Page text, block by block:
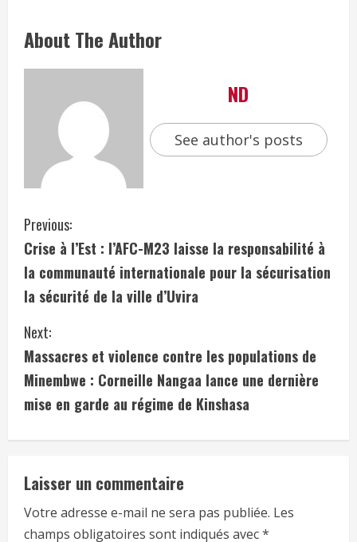
About The Author
ND
See author's posts
Previous:
Crise à l’Est : l’AFC-M23 laisse la responsabilité à
la communauté internationale pour la sécurisation
la sécurité de la ville d’Uvira
Next:
Massacres et violence contre les populations de
Minembwe : Corneille Nangaa lance une dernière
mise en garde au régime de Kinshasa
Laisser un commentaire
Votre adresse e-mail ne sera pas publiée. Les
champs obligatoires sont indiqués avec*